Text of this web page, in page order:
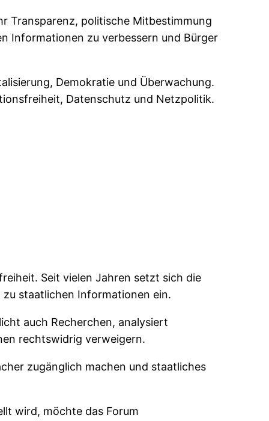
Transparenz, politische Mitbestimmung
Informationen zu verbessern und Bürger
Demokratie und Überwachung.
Datenschutz und Netzpolitik.
Seit vielen Jahren setzt sich die
staatlichen Informationen ein.
auch Recherchen, analysiert
rechtswidrig verweigern.
zugänglich machen und staatliches
wird, möchte das Forum